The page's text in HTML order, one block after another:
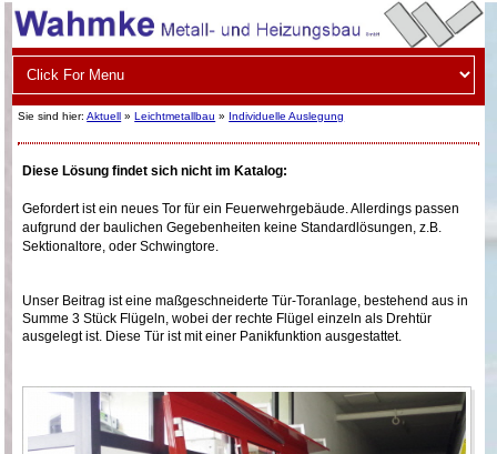
Sie sind hier:Aktuell »Leichtmetallbau » Individuelle Auslegung
Diese Lösung findet sich nicht im Katalog:
Gefordert ist ein neues Tor für ein Feuerwehrgebäude. Allerdings passen
aufgrund der baulichen Gegebenheiten keine Standardlösungen, z.B.
Sektionaltore, oder Schwingtore.
Unser Beitrag ist eine maßgeschneiderte Tür-Toranlage, bestehend aus in
Summe 3 Stück Flügeln, wobei der rechte Flügel einzeln als Drehtür
ausgelegt ist. Diese Tür ist mit einer Panikfunktion ausgestattet.